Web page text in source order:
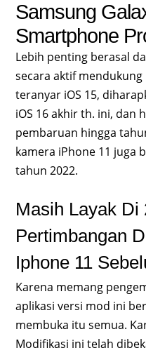
Samsung
Smartphone
Lebih penting berasal
secara aktif
teranyar iOS 15,
iOS 16 akhir th. ini, dan
pembaruan hingga
kamera iPhone 11 juga
tahun 2022.
Masih Layak Di
Pertimbangan
Iphone 11
Karena memang
aplikasi versi mod ini
membuka itu semua.
Modifikasi ini telah